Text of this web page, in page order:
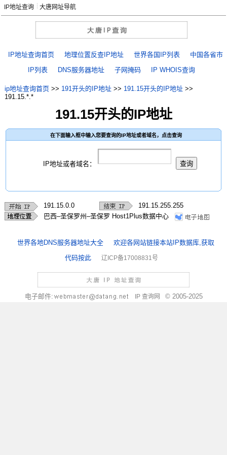
大唐网址导航
IP地址查询
IP地址查询首页 地理位置反查IP地址 世界各国IP列表
中国各省市
IP列表
DNS服务器地址 子网掩码 IP WHOIS查询
ip地址查询首页>> 191开头的IP地址>> 191.15开头的IP地址>>
191.15.*.*
191.15开头的IP地址
在下面输入框中输入您要查询的IP地址或者域名，点击查询
IP地址或者域名：
191.15.0.0
191.15.255.255
巴西–圣保罗州–圣保罗 Host1Plus数据中心
世界各地DNS服务器地址大全
欢迎各网站链接本站IP数据库,获取
代码按此
辽ICP备17008831号
电子邮件: IP 查询网 © 2005-2025